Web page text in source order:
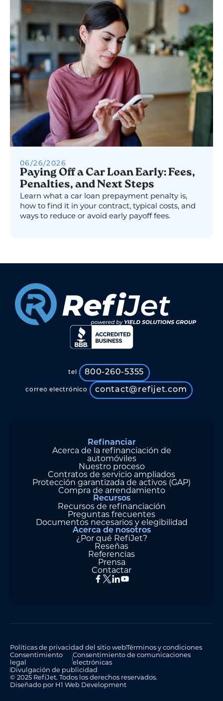
06/26/2026
Paying Off a Car Loan Early: Fees,
Penalties, and Next Steps
Learn what a car loan prepayment penalty is,
how to find it in your contract, typical costs, and
ways to reduce or avoid early payoff fees.
tel 800-260-5355
correo electrónico contact@refijet.com
Refinanciar
Acerca de la refinanciación de
automóviles
Nuestro proceso
Contratos de servicio ampliados
Protección garantizada de activos (GAP)
Compra de arrendamiento
Recursos
Recursos de refinanciación
Preguntas frecuentes
Documentos necesarios y elegibilidad
Acerca de nosotros
¿Por qué RefiJet?
Reseñas
Referencias
Prensa
Contactar
© 2025 RefiJet. Todos los derechos reservados.
Diseñado por H1 Web Development
Políticas de privacidad del sitio webTérminos y condiciones
Consentimiento
legal
Consentimiento de comunicaciones
electrónicas
Divulgación de publicidad